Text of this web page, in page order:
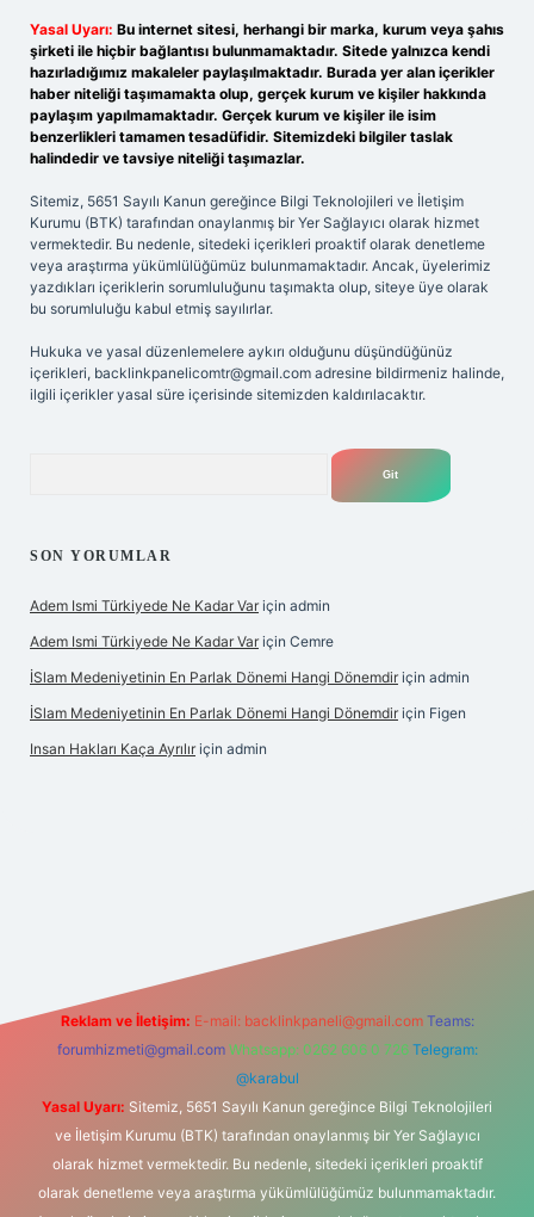
Yasal Uyarı: Bu internet sitesi, herhangi bir marka, kurum veya şahıs
şirketi ile hiçbir bağlantısı bulunmamaktadır. Sitede yalnızca kendi
hazırladığımız makaleler paylaşılmaktadır. Burada yer alan içerikler
haber niteliği taşımamakta olup, gerçek kurum ve kişiler hakkında
paylaşım yapılmamaktadır. Gerçek kurum ve kişiler ile isim
benzerlikleri tamamen tesadüfidir. Sitemizdeki bilgiler taslak
halindedir ve tavsiye niteliği taşımazlar.
Sitemiz, 5651 Sayılı Kanun gereğince Bilgi Teknolojileri ve İletişim
Kurumu (BTK) tarafından onaylanmış bir Yer Sağlayıcı olarak hizmet
vermektedir. Bu nedenle, sitedeki içerikleri proaktif olarak denetleme
veya araştırma yükümlülüğümüz bulunmamaktadır. Ancak, üyelerimiz
yazdıkları içeriklerin sorumluluğunu taşımakta olup, siteye üye olarak
bu sorumluluğu kabul etmiş sayılırlar.
Hukuka ve yasal düzenlemelere aykırı olduğunu düşündüğünüz
içerikleri, backlinkpanelicomtr@gmail.com adresine bildirmeniz halinde,
ilgili içerikler yasal süre içerisinde sitemizden kaldırılacaktır.
SON YORUMLAR
Adem Ismi Türkiyede Ne Kadar Var için admin
Adem Ismi Türkiyede Ne Kadar Var için Cemre
İSlam Medeniyetinin En Parlak Dönemi Hangi Dönemdir için admin
İSlam Medeniyetinin En Parlak Dönemi Hangi Dönemdir için Figen
Insan Hakları Kaça Ayrılır için admin
Reklam ve İletişim: E-mail: backlinkpaneli@gmail.com Teams:
forumhizmeti@gmail.com Whatsapp: 0262 606 0 726 Telegram:
@karabul
Yasal Uyarı: Sitemiz, 5651 Sayılı Kanun gereğince Bilgi Teknolojileri
ve İletişim Kurumu (BTK) tarafından onaylanmış bir Yer Sağlayıcı
olarak hizmet vermektedir. Bu nedenle, sitedeki içerikleri proaktif
olarak denetleme veya araştırma yükümlülüğümüz bulunmamaktadır.